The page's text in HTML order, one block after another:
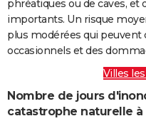
phréatiques ou de caves, et
importants. Un risque
plus modérées qui
occasionnels et des
Villes
Nombre de jours
catastrophe naturelle